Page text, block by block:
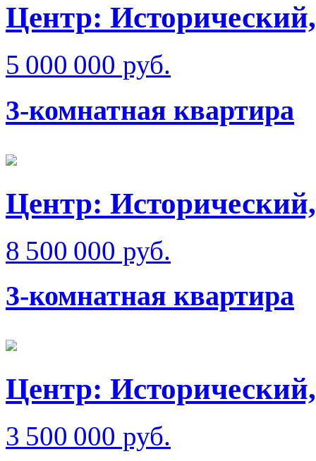
Центр:
5 000 000 руб.
3-комнатная квартира
Центр:
8 500 000 руб.
3-комнатная квартира
Центр:
3 500 000 руб.